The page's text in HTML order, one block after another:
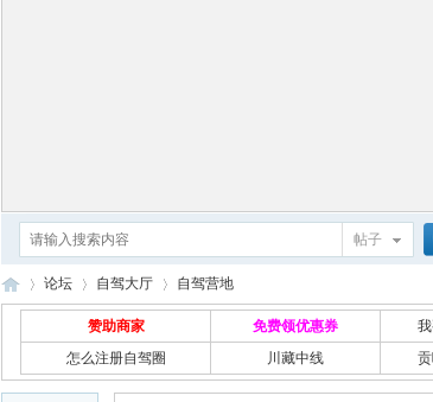
帖子
自 »
论坛
›
自驾大厅
›
自驾营地
赞助商家 免费领优惠券
怎么注册自驾圈
川藏中线